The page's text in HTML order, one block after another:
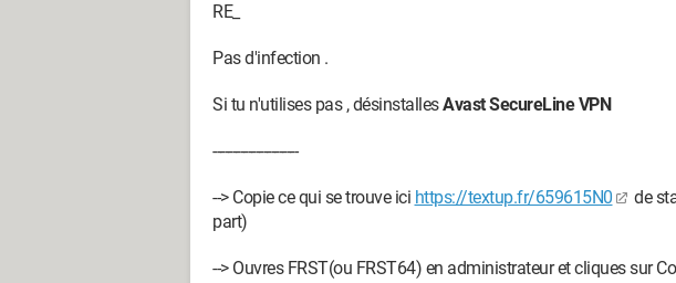
RE_
Pas d'infection .
Si tu n'utilises pas , désinstallesAvast SecureLine VPN
----------------------
--> Copie ce qui se trouve ici https://textup.fr/659615N0
de
part)
--> Ouvres FRST(ou FRST64) en administrateur et cliques sur